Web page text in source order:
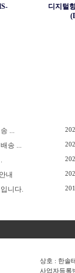
디지털
...
송 ...
내
니다.
상호 : 한솔
사업자등록